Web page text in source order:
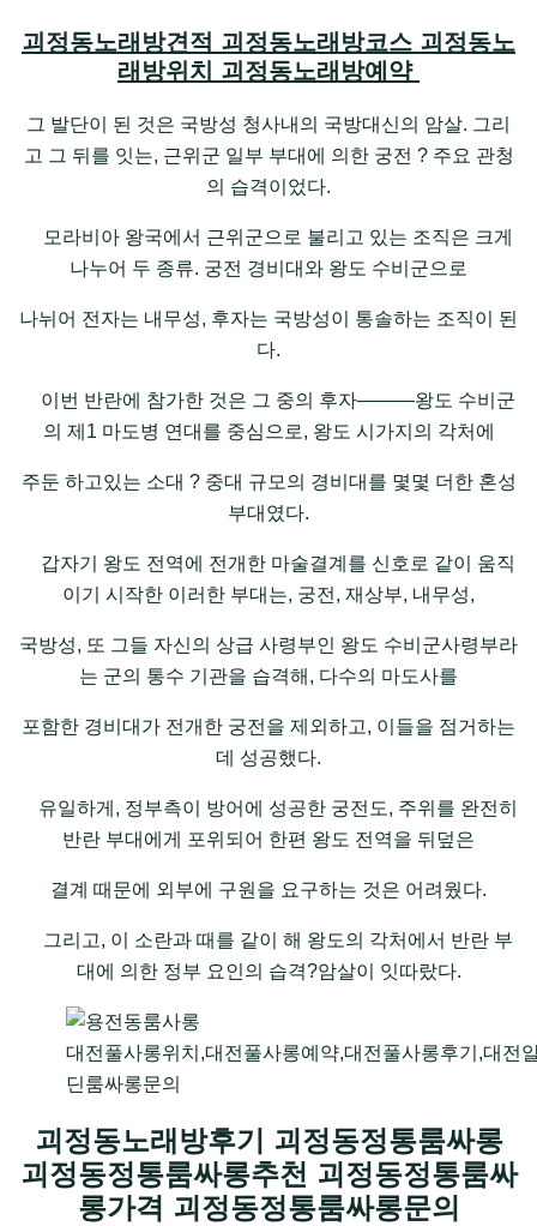
괴정동노래방견적 괴정동노래방코스 괴정동노
래방위치 괴정동노래방예약
그 발단이 된 것은 국방성 청사내의 국방대신의 암살. 그리
고 그 뒤를 잇는, 근위군 일부 부대에 의한 궁전 ? 주요 관청
의 습격이었다.
모라비아 왕국에서 근위군으로 불리고 있는 조직은 크게
나누어 두 종류. 궁전 경비대와 왕도 수비군으로
나뉘어 전자는 내무성, 후자는 국방성이 통솔하는 조직이 된
다.
이번 반란에 참가한 것은 그 중의 후자―――왕도 수비군
의 제1 마도병 연대를 중심으로, 왕도 시가지의 각처에
주둔 하고있는 소대 ? 중대 규모의 경비대를 몇몇 더한 혼성
부대였다.
갑자기 왕도 전역에 전개한 마술결계를 신호로 같이 움직
이기 시작한 이러한 부대는, 궁전, 재상부, 내무성,
국방성, 또 그들 자신의 상급 사령부인 왕도 수비군사령부라
는 군의 통수 기관을 습격해, 다수의 마도사를
포함한 경비대가 전개한 궁전을 제외하고, 이들을 점거하는
데 성공했다.
유일하게, 정부측이 방어에 성공한 궁전도, 주위를 완전히
반란 부대에게 포위되어 한편 왕도 전역을 뒤덮은
결계 때문에 외부에 구원을 요구하는 것은 어려웠다.
그리고, 이 소란과 때를 같이 해 왕도의 각처에서 반란 부
대에 의한 정부 요인의 습격?암살이 잇따랐다.
대전풀사롱위치,대전풀사롱예약,대전풀사롱후기,대전
딘룸싸롱문의
괴정동노래방후기 괴정동정통룸싸롱
괴정동정통룸싸롱추천 괴정동정통룸싸
롱가격 괴정동정통룸싸롱문의